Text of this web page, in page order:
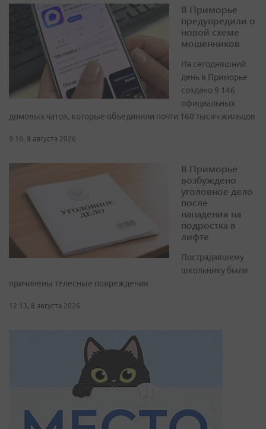
В Приморье
предупредили о
новой схеме
мошенников
На сегодняшний
день в Приморье
создано 9 146
официальных
домовых чатов, которые объединили почти 160 тысяч жильцов
9:16, 8 августа 2026
В Приморье
возбуждено
уголовное дело
после
нападения на
подростка в
лифте
Пострадавшему
школьнику были
причинены телесные повреждения
12:13, 8 августа 2026